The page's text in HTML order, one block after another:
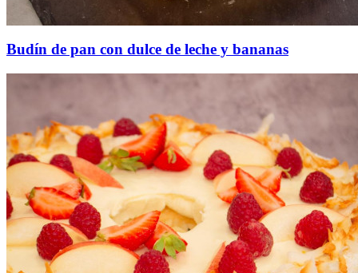
Budín de pan con dulce de leche y bananas